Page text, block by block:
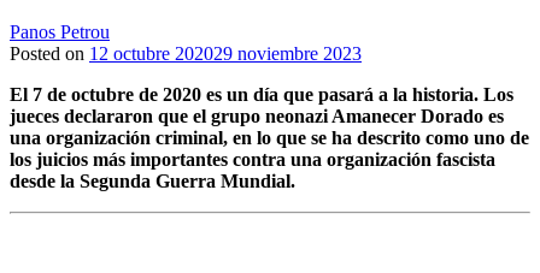
Panos Petrou
Posted on 12 octubre 202029 noviembre 2023
El 7 de octubre de 2020 es un día que pasará a la historia. Los
jueces declararon que el grupo neonazi Amanecer Dorado es
una organización criminal, en lo que se ha descrito como uno de
los juicios más importantes contra una organización fascista
desde la Segunda Guerra Mundial.